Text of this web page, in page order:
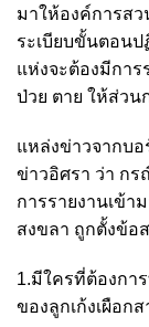
มาให้องค์การสว
ระเบียบขั้นตอน
แห่งจะต้องมีการ
ป่วย ตาย ให้ส่วน
แหล่งข่าวจากบ
ข่าวอิศรา ว่า กร
การรายงานเข้า
สงขลา ถูกตั้งข้อ
1.มีใครที่ต้องกา
ของลูกเก้งเผือก